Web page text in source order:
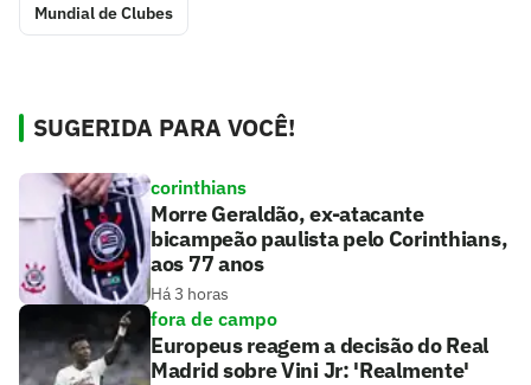
Mundial de Clubes
SUGERIDA PARA VOCÊ!
corinthians
Morre Geraldão, ex-atacante
bicampeão paulista pelo Corinthians,
aos 77 anos
Há 3 horas
fora de campo
Europeus reagem a decisão do Real
Madrid sobre Vini Jr: 'Realmente'